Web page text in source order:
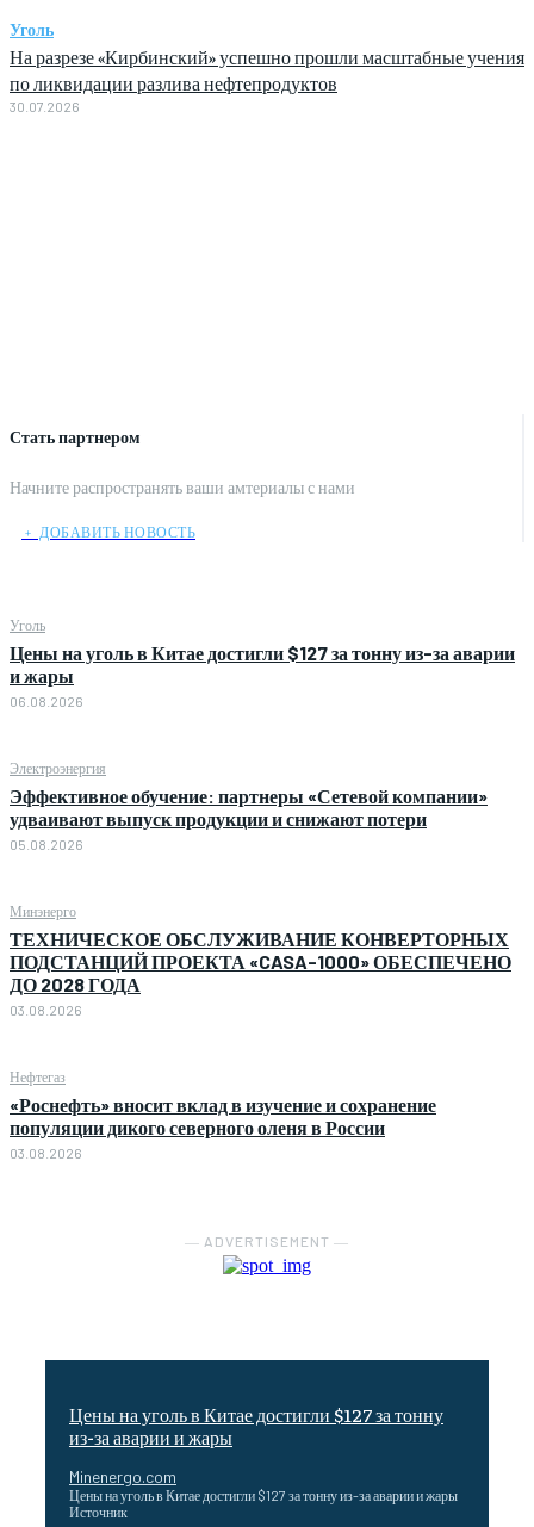
Стать партнером
Начните распространять ваши амтериалы с нами
﹢ ДОБАВИТЬ НОВОСТЬ
Уголь
Цены на уголь в Китае достигли $127 за тонну из-за аварии
и жары
06.08.2026
Электроэнергия
Эффективное обучение: партнеры «Сетевой компании»
удваивают выпуск продукции и снижают потери
05.08.2026
Минэнерго
ТЕХНИЧЕСКОЕ ОБСЛУЖИВАНИЕ КОНВЕРТОРНЫХ
ПОДСТАНЦИЙ ПРОЕКТА «CASA-1000» ОБЕСПЕЧЕНО
ДО 2028 ГОДА
03.08.2026
Нефтегаз
«Роснефть» вносит вклад в изучение и сохранение
популяции дикого северного оленя в России
03.08.2026
― ADVERTISEMENT ―
Цены на уголь в Китае достигли $127 за тонну
из-за аварии и жары
Minenergo.com
Цены на уголь в Китае достигли $127 за тонну из-за аварии и жары
Источник
Уголь
На разрезе «Кирбинский» успешно прошли масштабные учения
по ликвидации разлива нефтепродуктов
30.07.2026